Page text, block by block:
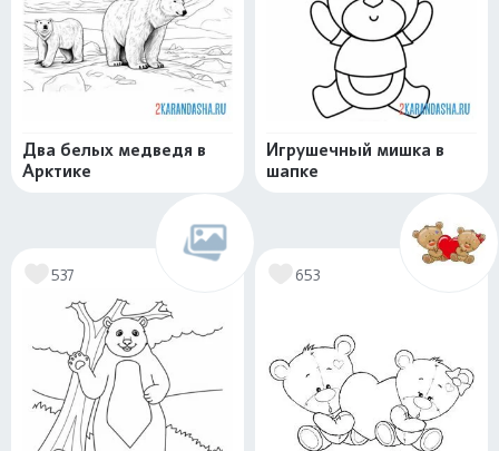
Два белых медведя в
Арктике
Игрушечный мишка в
шапке
537 653